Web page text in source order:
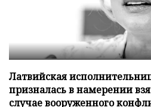
Латвийская
призналась в намерении
случае вооруженного